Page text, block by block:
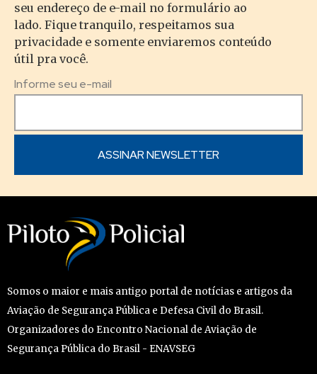
seu endereço de e-mail no formulário ao
lado. Fique tranquilo, respeitamos sua
privacidade e somente enviaremos conteúdo
útil pra você.
Informe seu e-mail
Somos o maior e mais antigo portal de notícias e artigos da
Aviação de Segurança Pública e Defesa Civil do Brasil.
Organizadores do Encontro Nacional de Aviação de
Segurança Pública do Brasil - ENAVSEG